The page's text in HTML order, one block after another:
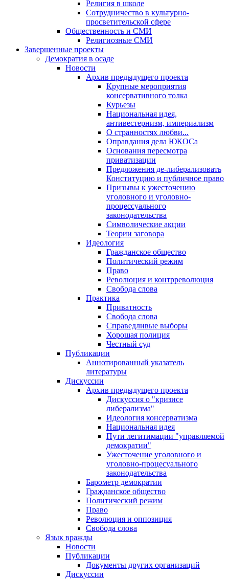
Религия в школе
Сотрудничество в культурно-
просветительской сфере
Общественность и СМИ
Религиозные СМИ
Завершенные проекты
Демократия в осаде
Новости
Архив предыдущего проекта
Крупные мероприятия
консервативного толка
Курьезы
Национальная идея,
антивестернизм, империализм
О странностях любви...
Оправдания дела ЮКОСа
Основания пересмотра
приватизации
Предложения де-либерализовать
Конституцию и публичное право
Призывы к ужесточению
уголовного и уголовно-
процессуального
законодательства
Символические акции
Теории заговора
Идеология
Гражданское общество
Политический режим
Право
Революция и контрреволюция
Свобода слова
Практика
Приватность
Свобода слова
Справедливые выборы
Хорошая полиция
Честный суд
Публикации
Аннотированный указатель
литературы
Дискуссии
Архив предыдущего проекта
Дискуссия о "кризисе
либерализма"
Идеология консерватизма
Национальная идея
Пути легитимации "управляемой
демократии"
Ужесточение уголовного и
уголовно-процесуального
законодательства
Барометр демократии
Гражданское общество
Политический режим
Право
Революция и оппозиция
Свобода слова
Язык вражды
Новости
Публикации
Документы других организаций
Дискуссии